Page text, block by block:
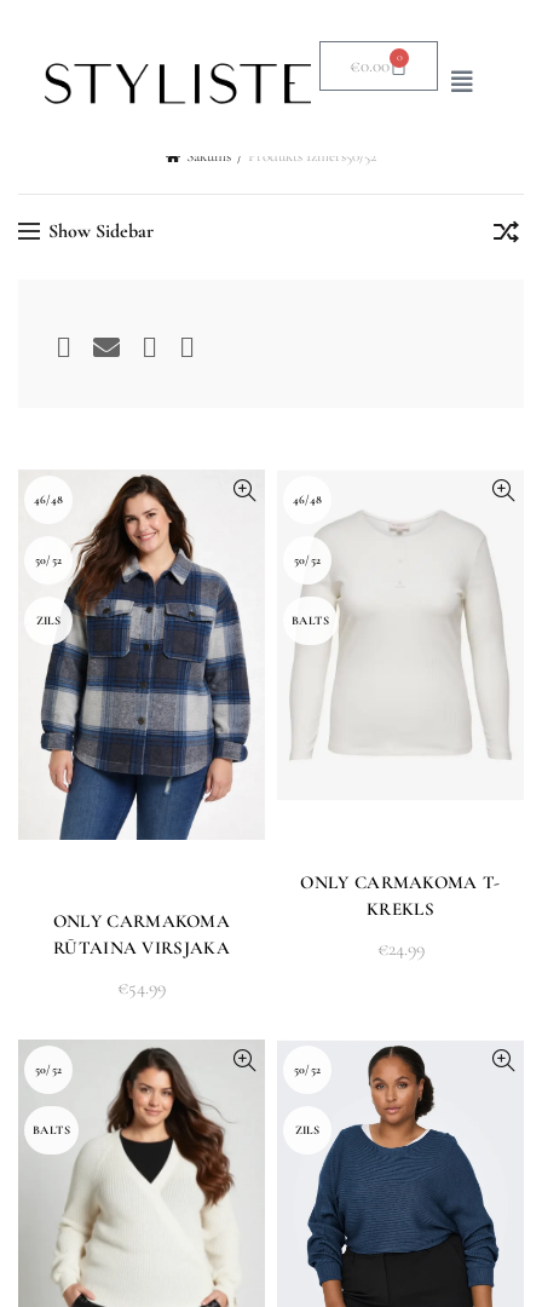
€0.00 0
Sākums Produkts Izmērs50/52
Show Sidebar
46/48
50/52
ZILS
ONLY CARMAKOMA
RŪTAINA VIRSJAKA
€54.99
46/48
50/52
BALTS
ONLY CARMAKOMA T-
KREKLS
€24.99
50/52
BALTS
50/52
ZILS